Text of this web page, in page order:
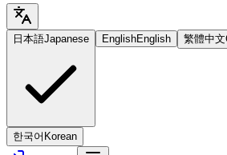
日本語Japanese EnglishEnglish 繁體中文
한국어 Korean